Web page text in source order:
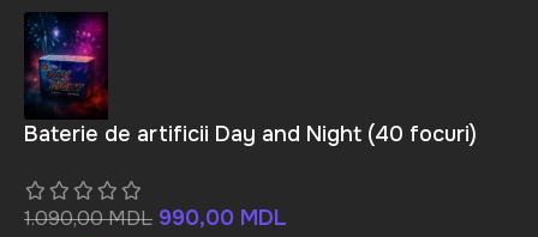
Baterie de artificii Day and Night (40 focuri)
1.090,00MDL 990,00 MDL